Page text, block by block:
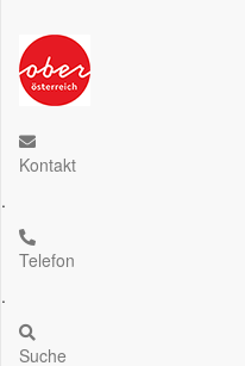
Kontakt
.
Telefon
.
Suche